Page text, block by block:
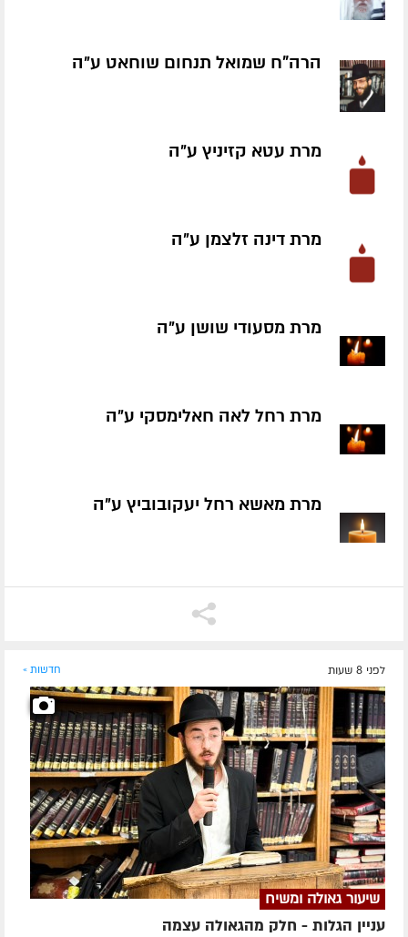
הרה"ח שמואל תנחום שוחאט ע״ה
מרת עטא קזיניץ ע״ה
מרת דינה זלצמן ע״ה
מרת מסעודי שושן ע״ה
מרת רחל לאה חאלימסקי ע״ה
מרת מאשא רחל יעקובוביץ ע״ה
לפני 8 שעות חדשות »
שיעור גאולה ומשיח
עניין הגלות - חלק מהגאולה עצמה